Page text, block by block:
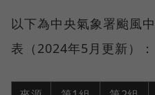
以下為中央氣象署颱風
表（2024年5月更新）：